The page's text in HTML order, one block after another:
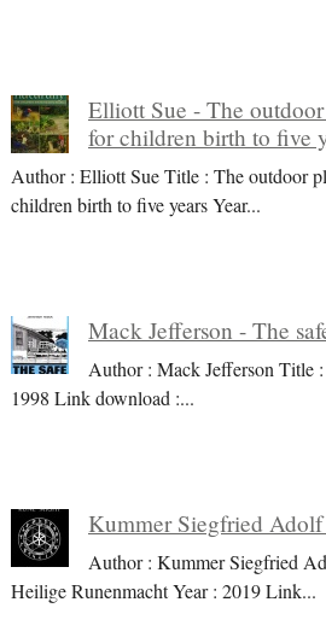
Elliott Sue - The
for children birth to five
Author : Elliott Sue Title : The outdoor
children birth to five years Year...
Mack Jefferson - The
Author : Mack Jefferson Title :
1998 Link download :...
Kummer Siegfried
Author : Kummer Siegfried
Heilige Runenmacht Year : 2019 Link...